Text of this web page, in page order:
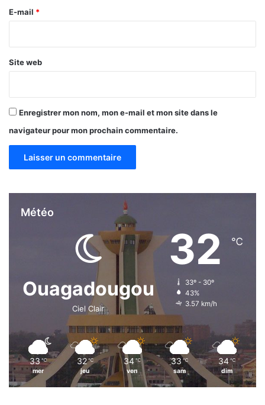
e
E-mail *
Site web
Enregistrer mon nom, mon e-mail et mon site dans le
navigateur pour mon prochain commentaire.
Météo
Ouagadougou
Ciel Clair
32 ℃
33º - 30º
43%
3.57 km/h
33 ℃
mer
32 ℃
jeu
34 ℃
ven
33 ℃
sam
34 ℃
dim